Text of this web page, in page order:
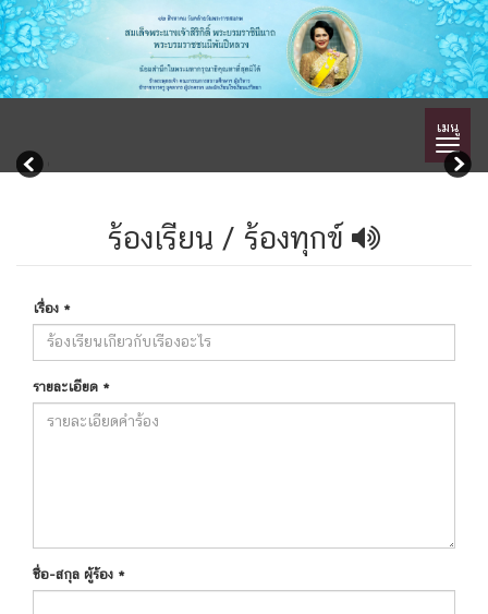
เมนู
ร้องเรียน / ร้องทุกข์
เรื่อง *
รายละเอียด *
ชื่อ-สกุล ผู้ร้อง *